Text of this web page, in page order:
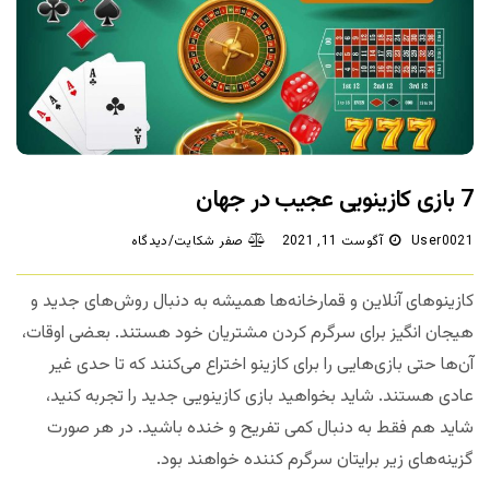
7 بازی کازینویی عجیب در جهان
User0021 آگوست 11, 2021 صفر شکایت/دیدگاه
کازینوهای آنلاین و قمارخانه‌ها همیشه به دنبال روش‌های جدید و
هیجان انگیز برای سرگرم کردن مشتریان خود هستند. بعضی اوقات،
آن‌ها حتی بازی‌هایی را برای کازینو اختراع می‌کنند که تا حدی غیر
عادی هستند. شاید بخواهید بازی کازینویی جدید را تجربه کنید،
شاید هم فقط به دنبال کمی تفریح و خنده باشید. در هر صورت
گزینه‌های زیر برایتان سرگرم کننده خواهند بود.